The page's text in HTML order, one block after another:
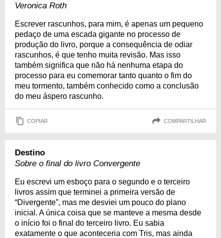
Veronica Roth
Escrever rascunhos, para mim, é apenas um pequeno
pedaço de uma escada gigante no processo de
produção do livro, porque a consequência de odiar
rascunhos, é que tenho muita revisão. Mas isso
também significa que não há nenhuma etapa do
processo para eu comemorar tanto quanto o fim do
meu tormento, também conhecido como a conclusão
do meu áspero rascunho.
COPIAR COMPARTILHAR
Destino
Sobre o final do livro Convergente
Eu escrevi um esboço para o segundo e o terceiro
livros assim que terminei a primeira versão de
“Divergente”, mas me desviei um pouco do plano
inicial. A única coisa que se manteve a mesma desde
o início foi o final do terceiro livro. Eu sabia
exatamente o que aconteceria com Tris, mas ainda